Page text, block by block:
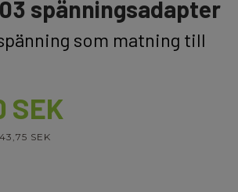
spänningsadapter
som matning till
SEK
SEK